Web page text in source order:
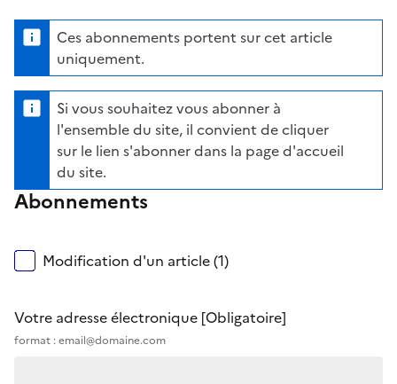
Ces abonnements portent sur cet article
uniquement.
Si vous souhaitez vous abonner à
l'ensemble du site, il convient de cliquer
sur le lien s'abonner dans la page d'accueil
du site.
Abonnements
Modification d'un article (1)
Votre adresse électronique [Obligatoire]
format : email@domaine.com